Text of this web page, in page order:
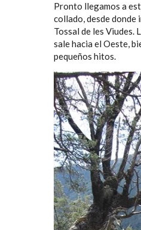
Pronto llegamos a
collado, desde donde
Tossal de les Viudes.
sale hacia el Oeste,
pequeños hitos.